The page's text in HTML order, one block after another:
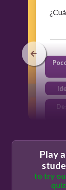
Play
to try
quiz